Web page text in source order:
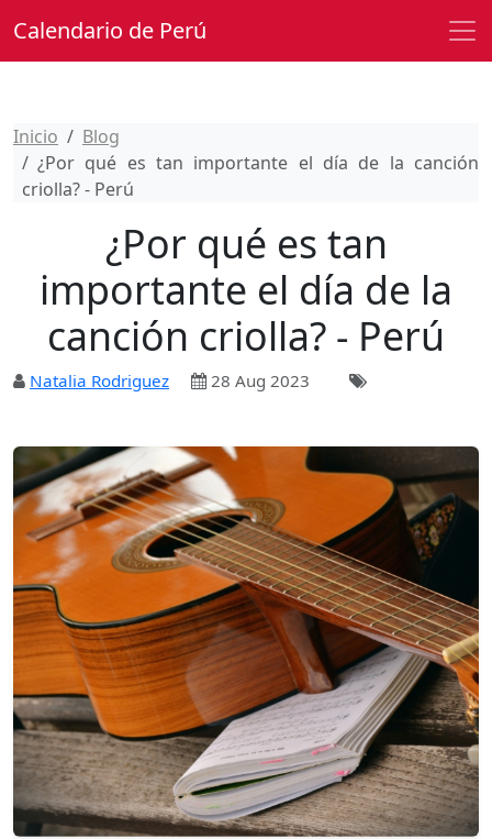
Calendario de Perú
Inicio
Blog
¿Por qué es tan importante el día de la canción
criolla? - Perú
¿Por qué es tan
importante el día de la
canción criolla? - Perú
Natalia Rodriguez 28 Aug 2023